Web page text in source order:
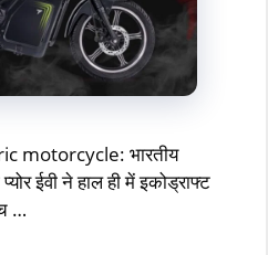
motorcycle: भारतीय
ईवी ने हाल ही में इकोड्राफ्ट
…